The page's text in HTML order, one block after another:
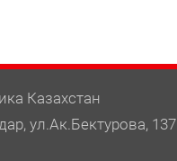
Казахстан
ул.Ак.Бектурова, 137